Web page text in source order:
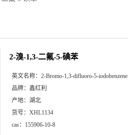
2-溴-1,3-二氟-5-碘苯
英文名称： 2-Bromo-1,3-difluoro-5-iodobenzene
品牌： 鑫红利
产地： 湖北
货号： XHL1134
cas： 155906-10-8